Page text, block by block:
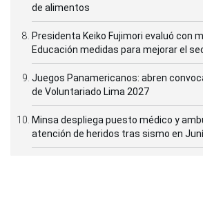
de alimentos
Presidenta Keiko Fujimori evaluó con
Educación medidas para mejorar el
Juegos Panamericanos: abren
de Voluntariado Lima 2027
Minsa despliega puesto médico y
atención de heridos tras sismo en